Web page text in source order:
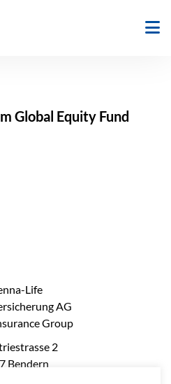
Global Equity Fund
Life
AG
Group
2
Bendern